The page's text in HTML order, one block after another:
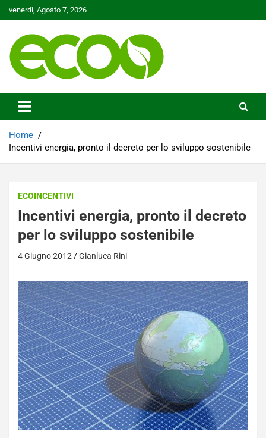
to
venerdì, Agosto 7, 2026
Ecoo.it
Home
Incentivi energia, pronto il decreto per lo sviluppo sostenibile
ECOINCENTIVI
Incentivi energia, pronto il decreto
per lo sviluppo sostenibile
4 Giugno 2012 Gianluca Rini